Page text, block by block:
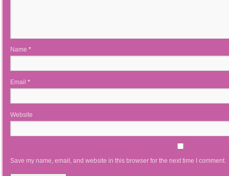
Name *
Email *
Website
Save my name, email, and website in this browser for the next time I comment.